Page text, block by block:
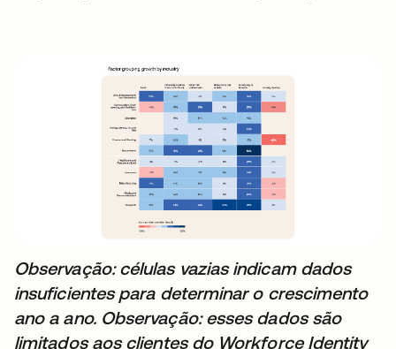
Observação: células vazias indicam dados
insuficientes para determinar o crescimento
ano a ano. Observação: esses dados são
limitados aos clientes do Workforce Identity